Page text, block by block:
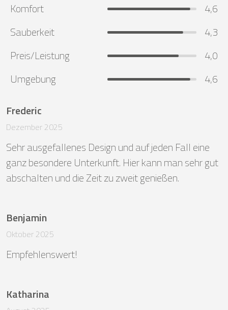
Komfort
4,6
Sauberkeit
4,3
Preis/Leistung
4,0
Umgebung
4,6
Frederic
Dezember 2025
Sehr ausgefallenes Design und auf jeden Fall eine
ganz besondere Unterkunft. Hier kann man sehr gut
abschalten und die Zeit zu zweit genießen.
Benjamin
Oktober 2025
Empfehlenswert!
Katharina